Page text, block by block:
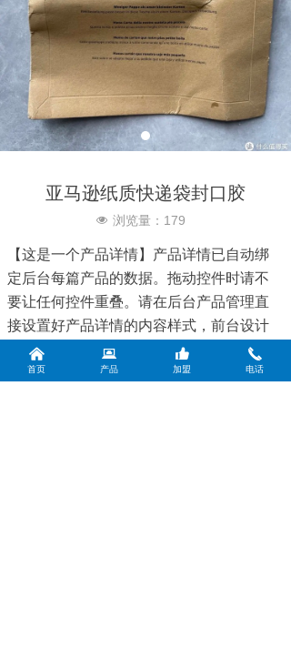
亚马逊纸质快递袋封口胶
넶 浏览量： 179
【这是一个产品详情】产品详情已自动绑
定后台每篇产品的数据。拖动控件时请不
要让任何控件重叠。请在后台产品管理直
接设置好产品详情的内容样式，前台设计
器不提供设置。
낀
首页
뀵
产品
뀗
加盟
끅
电话